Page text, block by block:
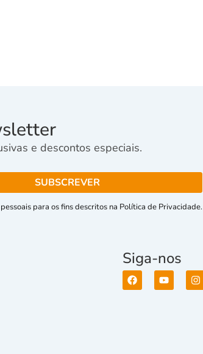
e descontos especiais.
para os fins descritos na Política de Privacidade.
Siga-nos